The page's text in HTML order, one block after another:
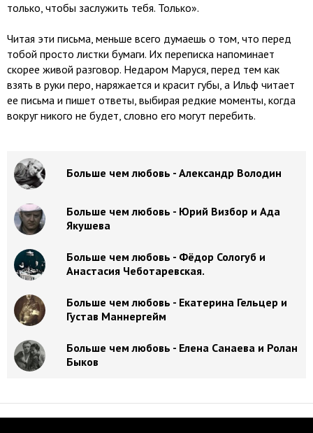
только, чтобы заслужить тебя. Только».
Читая эти письма, меньше всего думаешь о том, что перед
тобой просто листки бумаги. Их переписка напоминает
скорее живой разговор. Недаром Маруся, перед тем как
взять в руки перо, наряжается и красит губы, а Ильф читает
ее письма и пишет ответы, выбирая редкие моменты, когда
вокруг никого не будет, словно его могут перебить.
Больше чем любовь - Александр Володин
Больше чем любовь - Юрий Визбор и Ада
Якушева
Больше чем любовь - Фёдор Сологуб и
Анастасия Чеботаревская.
Больше чем любовь - Екатерина Гельцер и
Густав Маннергейм
Больше чем любовь - Елена Санаева и Ролан
Быков